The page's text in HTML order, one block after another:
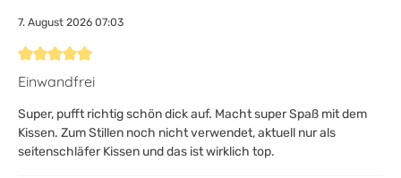
7. August 2026 07:03
Bewertung mit 5 von 5 Sternen
Einwandfrei
Super, pufft richtig schön dick auf. Macht super Spaß mit dem
Kissen. Zum Stillen noch nicht verwendet, aktuell nur als
seitenschläfer Kissen und das ist wirklich top.